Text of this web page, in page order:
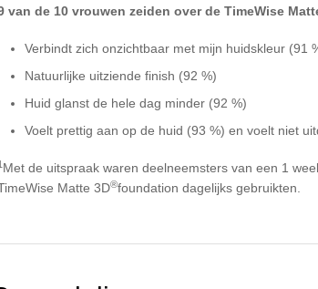
van de 10 vrouwen zeiden over de TimeWise
Verbindt zich onzichtbaar met mijn huidskleur (91
Natuurlijke uitziende finish (92 %)
Huid glanst de hele dag minder (92 %)
Voelt prettig aan op de huid (93 %) en voelt niet
Met de uitspraak waren deelneemsters van een 1
Matte 3D®foundation dagelijks gebruikten.